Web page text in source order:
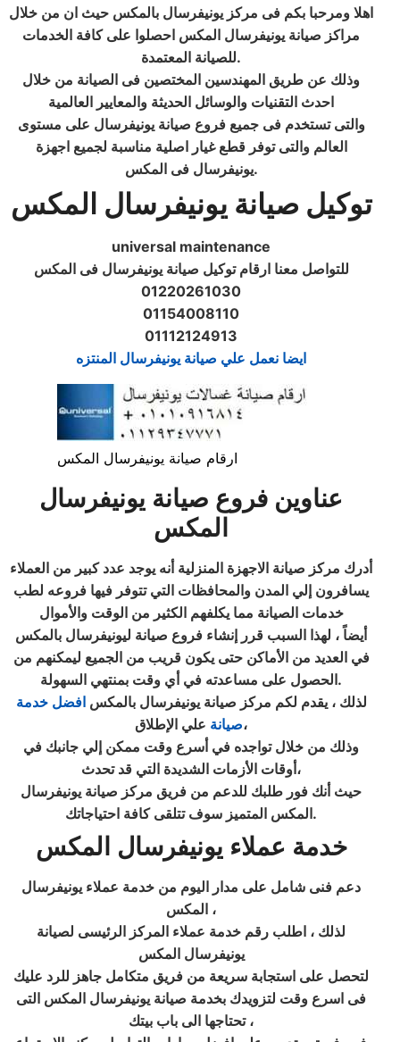
اهلا ومرحبا بكم فى مركز يونيفرسال بالمكس حيث ان من خلال
مراكز صيانة يونيفرسال المكس احصلوا على كافة الخدمات
للصيانة المعتمدة.
وذلك عن طريق المهندسين المختصين فى الصيانة من خلال
احدث التقنيات والوسائل الحديثة والمعايير العالمية
والتى تستخدم فى جميع فروع صيانة يونيفرسال على مستوى
العالم والتى توفر قطع غيار اصلية مناسبة لجميع اجهزة
يونيفرسال فى المكس.
توكيل صيانة يونيفرسال المكس
universal maintenance
للتواصل معنا ارقام توكيل صيانة يونيفرسال فى المكس
01220261030
01154008110
01112124913
ايضا نعمل علي صيانة يونيفرسال المنتزه
ارقام صيانة يونيفرسال المكس
عناوين فروع صيانة يونيفرسال
المكس
أدرك مركز صيانة الاجهزة المنزلية أنه يوجد عدد كبير من العملاء
يسافرون إلي المدن والمحافظات التي تتوفر فيها فروعه لطب
خدمات الصيانة مما يكلفهم الكثير من الوقت والأموال
أيضاً ، لهذا السبب قرر إنشاء فروع صيانة ليونيفرسال بالمكس
في العديد من الأماكن حتى يكون قريب من الجميع ليمكنهم من
الحصول على مساعدته في أي وقت بمنتهي السهولة.
لذلك ، يقدم لكم مركز صيانة يونيفرسال بالمكسافضل خدمة
صيانةعلي الإطلاق،
وذلك من خلال تواجده في أسرع وقت ممكن إلي جانبك في
أوقات الأزمات الشديدة التي قد تحدث،
حيث أنك فور طلبك للدعم من فريق مركز صيانة يونيفرسال
المكس المتميز سوف تتلقى كافة احتياجاتك.
خدمة عملاء يونيفرسال المكس
دعم فنى شامل على مدار اليوم من خدمة عملاء يونيفرسال
المكس ،
لذلك ، اطلب رقم خدمة عملاء المركز الرئيسى لصيانة
يونيفرسال المكس
لتحصل على استجابة سريعة من فريق متكامل جاهز للرد عليك
فى اسرع وقت لتزويدك بخدمة صيانة يونيفرسال المكس التى
تحتاجها الى باب بيتك ،